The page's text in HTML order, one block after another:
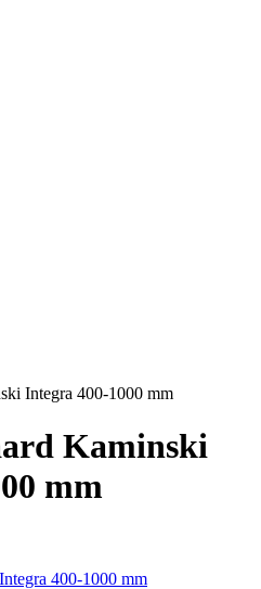
Integra 400-1000 mm
Kaminski
mm